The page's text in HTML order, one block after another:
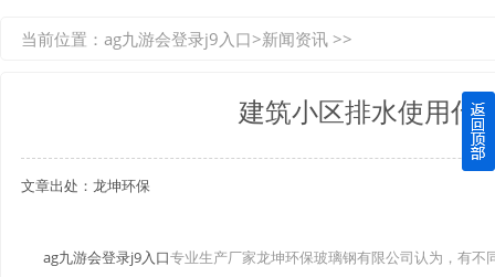
四川玻璃钢化粪池逐渐取代传统玻璃钢化粪池的这几点原因
关于重庆玻璃钢化粪池的这些基础知识你都记住了吗？
当前位置： ag九游会登录j9入口>新闻资讯 >>
建筑小区排水使用什
文章出处：龙坤环保
ag九游会登录j9入口专业生产厂家龙坤环保玻璃钢有限公司认为，有